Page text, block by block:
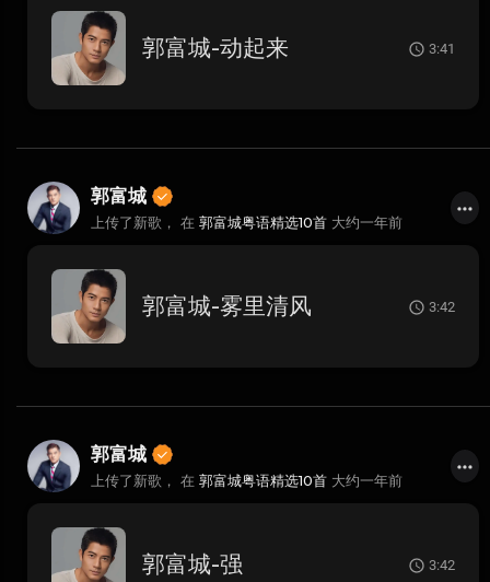
郭富城-动起来 3:41
郭富城
上传了新歌， 在 郭富城粤语精选10首 大约一年前
郭富城-雾里清风 3:42
郭富城
上传了新歌， 在 郭富城粤语精选10首 大约一年前
郭富城-强 3:42